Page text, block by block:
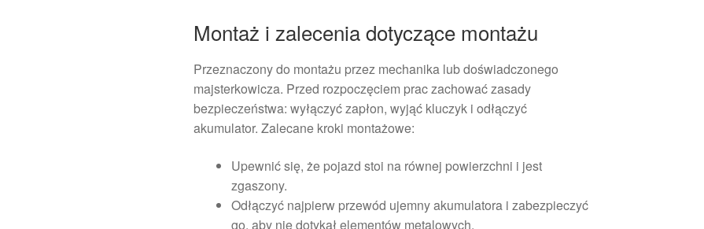
Montaż i zalecenia dotyczące montażu
Przeznaczony do montażu przez mechanika lub doświadczonego
majsterkowicza. Przed rozpoczęciem prac zachować zasady
bezpieczeństwa: wyłączyć zapłon, wyjąć kluczyk i odłączyć
akumulator. Zalecane kroki montażowe:
Upewnić się, że pojazd stoi na równej powierzchni i jest
zgaszony.
Odłączyć najpierw przewód ujemny akumulatora i zabezpieczyć
go, aby nie dotykał elementów metalowych.